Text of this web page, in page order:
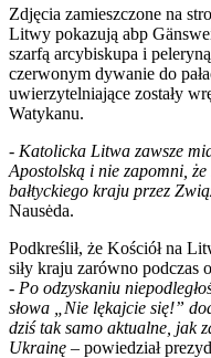
Zdjęcia zamieszczone na
Litwy pokazują abp
szarfą arcybiskupa i
czerwonym dywanie do
uwierzytelniające zostały
Watykanu.
- Katolicka Litwa zawsze
Apostolską i nie zapomni,
bałtyckiego kraju przez
Nausėda.
Podkreślił, że Kościół na
siły kraju zarówno podczas
- Po odzyskaniu
słowa „Nie lękajcie się!”
dziś tak samo aktualne, jak
Ukrainę – powiedział